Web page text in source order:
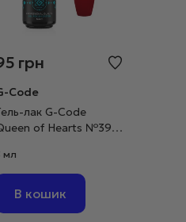
грн
Code
лак G-Code
of Hearts №39
мл
В кошик